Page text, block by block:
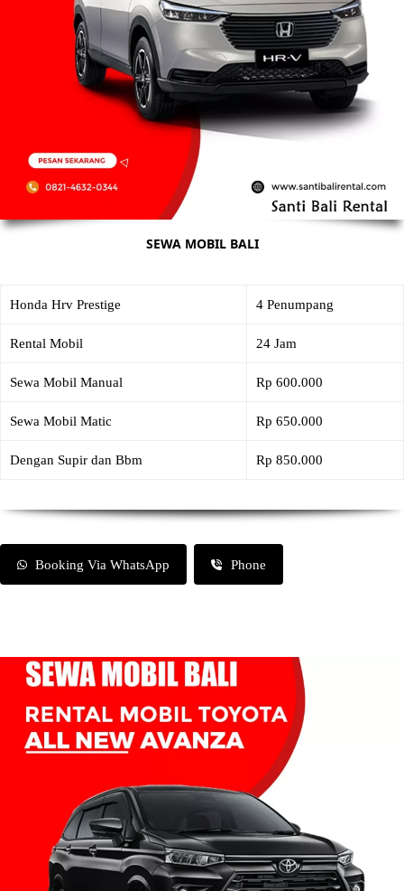
SEWA MOBIL BALI
Honda Hrv Prestige 4 Penumpang
Rental Mobil 24 Jam
Sewa Mobil Manual Rp 600.000
Sewa Mobil Matic Rp 650.000
Dengan Supir dan Bbm Rp 850.000
Booking Via WhatsApp Phone